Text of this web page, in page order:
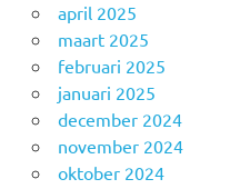
april 2025
maart 2025
februari 2025
januari 2025
december 2024
november 2024
oktober 2024